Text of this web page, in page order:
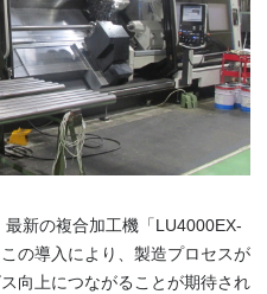
新の複合加工機「LU4000EX-
の導入により、製造プロセスが
向上につながることが期待され